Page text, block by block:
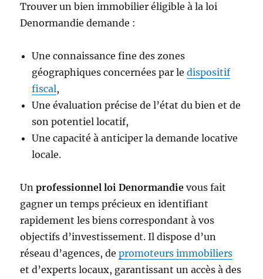
Trouver un bien immobilier éligible à la loi
Denormandie demande :
Une connaissance fine des zones
géographiques concernées par ledispositif
fiscal,
Une évaluation précise de l’état du bien et de
son potentiel locatif,
Une capacité à anticiper la demande locative
locale.
Unprofessionnel loi Denormandie vous fait
gagner un temps précieux en identifiant
rapidement les biens correspondant à vos
objectifs d’investissement. Il dispose d’un
réseau d’agences, depromoteurs immobiliers
et d’experts locaux, garantissant un accès à des